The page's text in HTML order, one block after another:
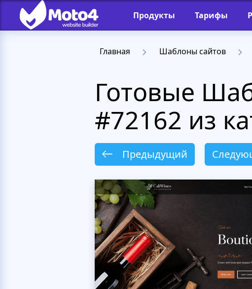
Продукты Тарифы
Главная Шаблоны сайтов
Готовые
#72162 из
Предыдущий